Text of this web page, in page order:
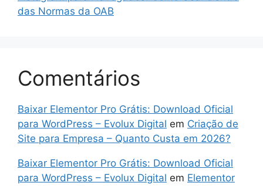
das Normas da OAB
Comentários
Baixar Elementor Pro Grátis: Download Oficial
para WordPress – Evolux Digital em Criação de
Site para Empresa – Quanto Custa em 2026?
Baixar Elementor Pro Grátis: Download Oficial
para WordPress – Evolux Digital em Elementor